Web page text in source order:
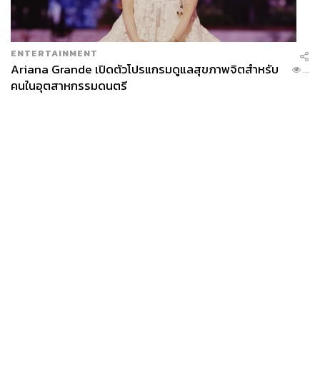
ENTERTAINMENT
Ariana Grande เปิดตัวโปรแกรมดูแลสุขภาพจิตสำหรับ
คนในอุตสาหกรรมดนตรี
...